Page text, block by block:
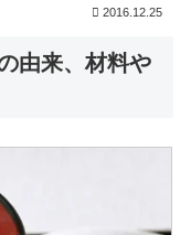
2016.12.25
由来、材料や